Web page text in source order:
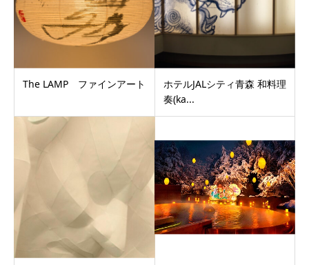
The LAMP ファインアート
ホテルJALシティ青森 和料理
奏(ka...